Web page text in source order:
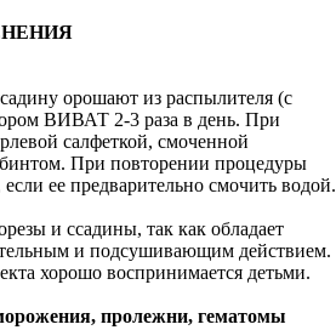
орошают из распылителя (с
ВИВАТ 2-3 раза в день. При
салфеткой, смоченной
При повторении процедуры
ее предварительно смочить водой.
и ссадины, так как обладает
и подсушивающим действием.
хорошо воспринимается детьми.
пролежни, гематомы